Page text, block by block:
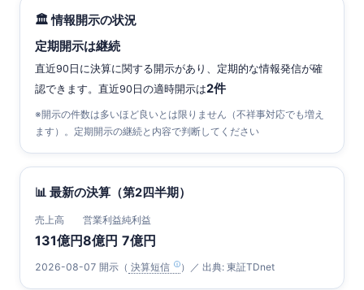
🏛 情報開示の状況
定期開示は継続
直近90日に決算に関する開示があり、定期的な情報発信が確
認できます。直近90日の適時開示は2件
※開示の件数は多いほど良いとは限りません（不祥事対応でも増え
ます）。定期開示の継続と内容で判断してください
📊 最新の決算（第2四半期）
売上高
131億円
営業利益
8億円
純利益
7億円
2026-08-07 開示（ 決算短信 ）／ 出典: 東証TDnet